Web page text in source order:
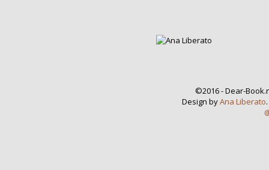
©2016 - Dear-
Design byAna Liberato